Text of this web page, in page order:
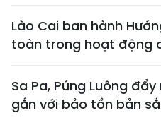
Lào Cai ban hành
toàn trong hoạt động
Sa Pa, Púng Luông
gắn với bảo tồn bản